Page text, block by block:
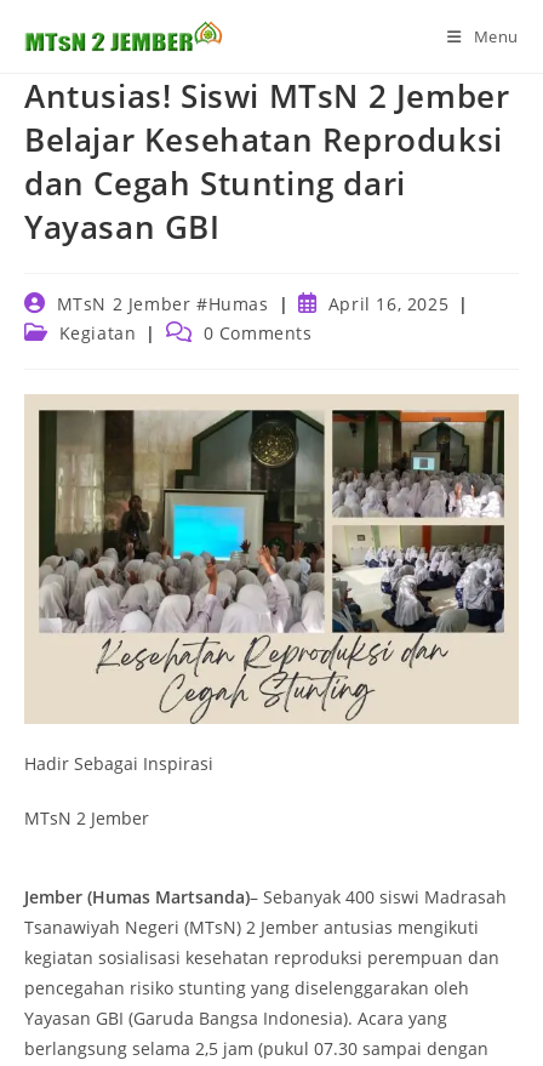
Menu
Antusias! Siswi MTsN 2 Jember
Belajar Kesehatan Reproduksi
dan Cegah Stunting dari
Yayasan GBI
Post
author:
MTsN 2 Jember #Humas
Post
published:
April 16, 2025
Post Kegiatan
Post 0 Comments
Hadir Sebagai Inspirasi
MTsN 2 Jember
Jember (Humas Martsanda)– Sebanyak 400 siswi Madrasah
Tsanawiyah Negeri (MTsN) 2 Jember antusias mengikuti
kegiatan sosialisasi kesehatan reproduksi perempuan dan
pencegahan risiko stunting yang diselenggarakan oleh
Yayasan GBI (Garuda Bangsa Indonesia). Acara yang
berlangsung selama 2,5 jam (pukul 07.30 sampai dengan